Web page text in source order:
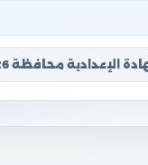
الإعدادية محافظة 2026